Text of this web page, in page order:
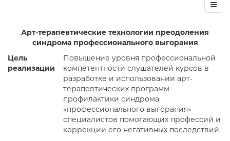
Арт-терапевтические технологии преодоления
синдрома профессионального выгорания
Цель
реализации
Повышение уровня профессиональной
компетентности слушателей курсов в
разработке и использовании арт-
терапевтических программ
профилактики синдрома
«профессионального выгорания»
специалистов помогающих профессий и
коррекции его негативных последствий.